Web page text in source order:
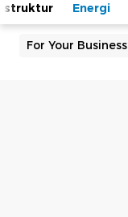
Energi
For Your Business